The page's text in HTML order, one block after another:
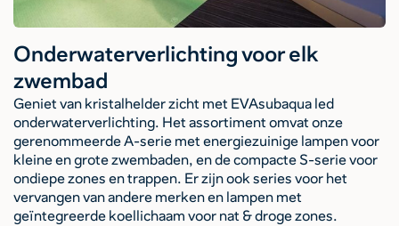
Onderwaterverlichting voor elk
zwembad
Geniet van kristalhelder zicht met EVAsubaqua led
onderwaterverlichting. Het assortiment omvat onze
gerenommeerde A-serie met energiezuinige lampen voor
kleine en grote zwembaden, en de compacte S-serie voor
ondiepe zones en trappen. Er zijn ook series voor het
vervangen van andere merken en lampen met
geïntegreerde koellichaam voor nat & droge zones.